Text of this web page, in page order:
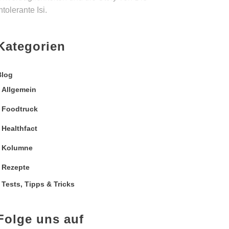
Isi.
Allgemein
Foodtruck
Healthfact
Kolumne
Rezepte
Tests, Tipps & Tricks
uns auf